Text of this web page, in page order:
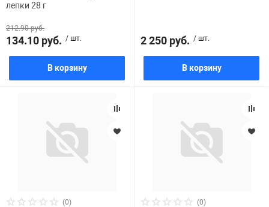
лепки 28 г
212.90 руб.
134.10 руб. / шт.
В корзину
2 250 руб. / шт.
В корзину
(0) (0)